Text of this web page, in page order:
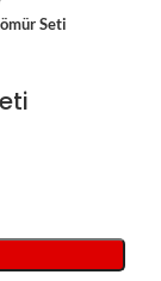
Seti